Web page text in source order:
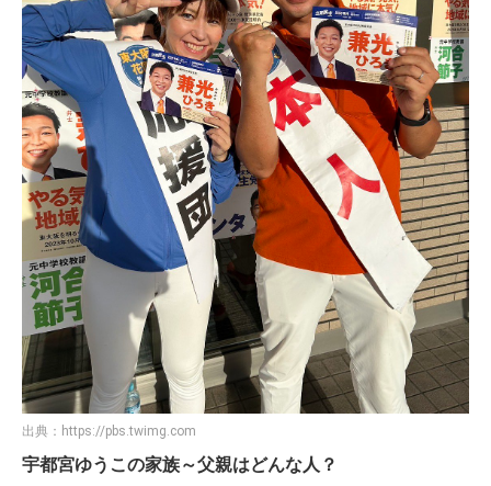
出典： https://pbs.twimg.com
宇都宮ゆうこの家族～父親はどんな人？